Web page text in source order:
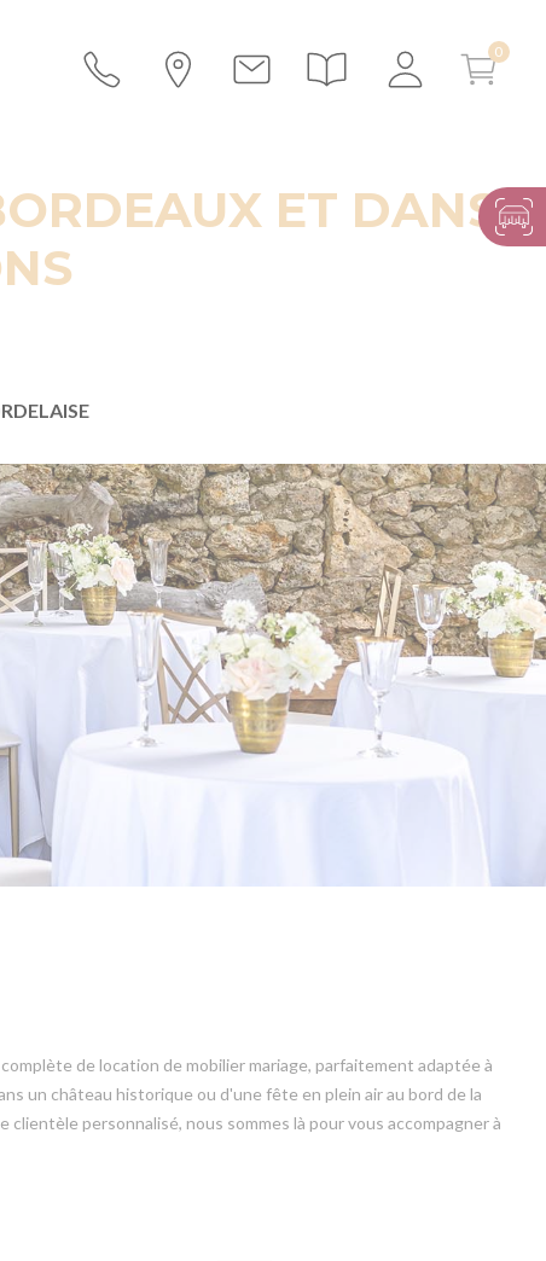
ET DANS
de location de mobilier mariage, parfaitement adaptée à
un château historique ou d'une fête en plein air au bord de la
personnalisé, nous sommes là pour vous accompagner à